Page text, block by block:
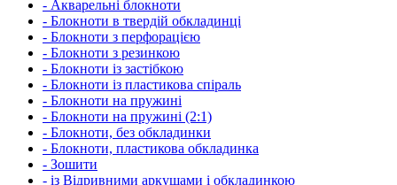
- Акварельні блокноти
- Блокноти в твердій обкладинці
- Блокноти з перфорацією
- Блокноти з резинкою
- Блокноти із застібкою
- Блокноти із пластикова спіраль
- Блокноти на пружині
- Блокноти на пружині (2:1)
- Блокноти, без обкладинки
- Блокноти, пластикова обкладинка
- Зошити
- із Відривними аркушами і обкладинкою